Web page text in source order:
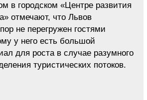
в городском «Центре развития
отмечают, что Львов
не перегружен гостями
у него есть большой
для роста в случае разумного
туристических потоков.